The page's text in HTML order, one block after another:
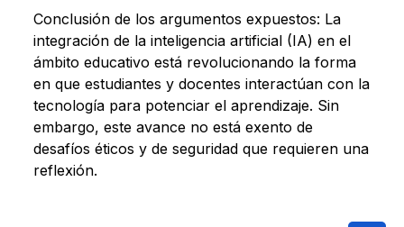
Conclusión de los argumentos expuestos: La
integración de la inteligencia artificial (IA) en el
ámbito educativo está revolucionando la forma
en que estudiantes y docentes interactúan con la
tecnología para potenciar el aprendizaje. Sin
embargo, este avance no está exento de
desafíos éticos y de seguridad que requieren una
reflexión.